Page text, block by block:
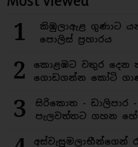
1
කිඹුලාඇළ ගුණාට
පොලිස් ප්‍රහාරය
2
කොළඹට වතුර දෙන
ගොඩගන්න කෝටි
3
සිරිකොත - ඩාලිපාර
පැලවත්තට ගහන
අස්වැසුමලාභීන්ගෙන්